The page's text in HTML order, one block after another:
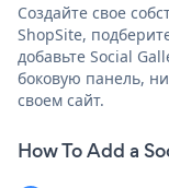
Создайте свое
ShopSite,
добавьте Social
боковую панель,
своем сайт.
How To Add a